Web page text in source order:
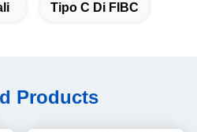
Tipo C Di FIBC
Products